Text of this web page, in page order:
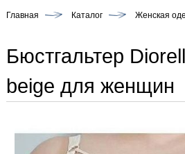
Главная Каталог Женская
Бюстгальтер
beige для женщин